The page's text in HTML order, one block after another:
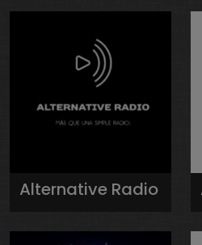
Alternative Radio